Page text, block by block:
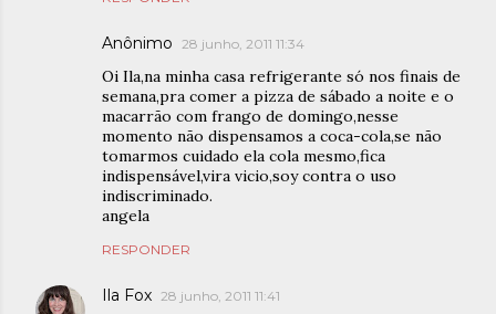
Anônimo 28 junho, 2011 11:34
Oi Ila,na minha casa refrigerante só nos finais de
semana,pra comer a pizza de sábado a noite e o
macarrão com frango de domingo,nesse
momento não dispensamos a coca-cola,se não
tomarmos cuidado ela cola mesmo,fica
indispensável,vira vicio,soy contra o uso
indiscriminado.
angela
RESPONDER
Ila Fox 28 junho, 2011 11:41